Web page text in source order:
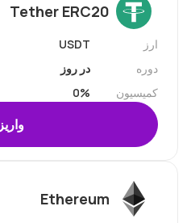
Tether ERC20
ارز
USDT
دوره
در روز
کمیسیون
0%
واریز
Ethereum